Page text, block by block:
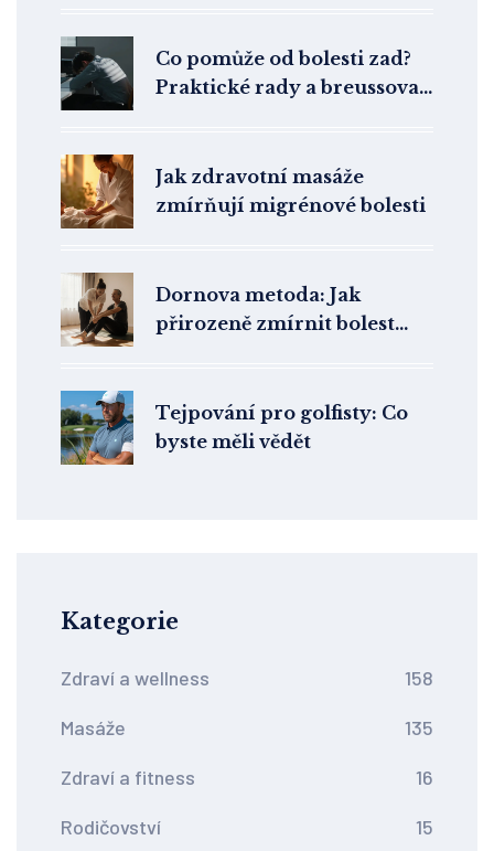
Co pomůže od bolesti zad?
Praktické rady a breussova
Jak zdravotní masáže
zmírňují migrénové bolesti
Dornova metoda: Jak
přirozeně zmírnit bolest
Tejpování pro golfisty: Co
byste měli vědět
Kategorie
Zdraví a wellness 158
Masáže 135
Zdraví a fitness 16
Rodičovství 15